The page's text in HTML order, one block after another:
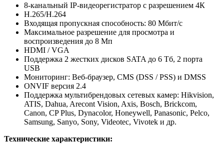
8-канальный IP-видеорегистратор с разрешением 4К
H.265/H.264
Входящая пропускная способность: 80 Мбит/с
Максимальное разрешение для просмотра и
воспроизведения до 8 Мп
HDMI / VGA
Поддержка 2 жестких дисков SATA до 6 Тб, 2 порта
USB
Мониторинг: Веб-браузер, CMS (DSS / PSS) и DMSS
ONVIF версия 2.4
Поддержка мультибрендовых сетевых камер: Hikvision,
ATIS, Dahua, Arecont Vision, Axis, Bosch, Brickcom,
Canon, CP Plus, Dynacolor, Honeywell, Panasonic, Pelco,
Samsung, Sanyo, Sony, Videotec, Vivotek и др.
Технические характеристики: